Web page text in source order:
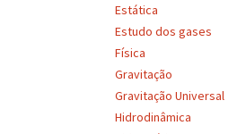
Estática
Estudo dos gases
Física
Gravitação
Gravitação Universal
Hidrodinâmica